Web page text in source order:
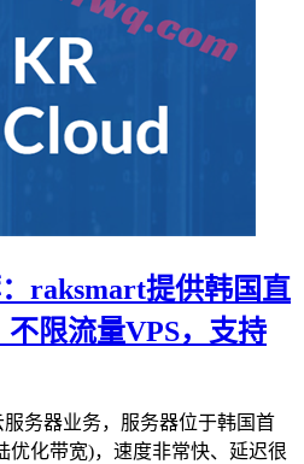
raksmart提供韩国直
不限流量VPS，支持
服务器业务，服务器位于韩国首
优化带宽)，速度非常快、延迟很